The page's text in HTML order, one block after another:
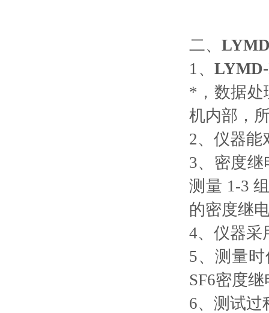
二、
1、
*，数据处
机内部，
2、仪器能
3、密度
测量 1-3
的密度继
4、仪器采
5、测量
SF6密度
6、测试过